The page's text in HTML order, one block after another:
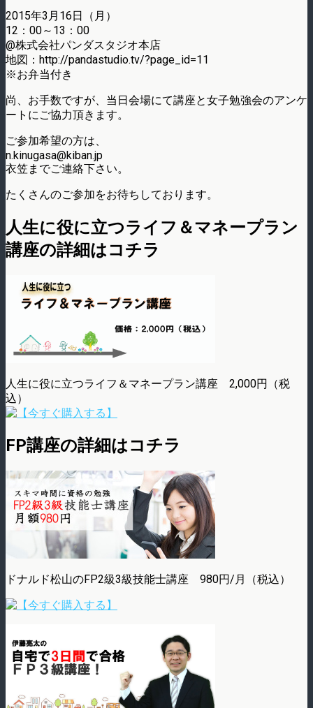
2015年3月16日（月）
12：00～13：00
@株式会社パンダスタジオ本店
地図：http://pandastudio.tv/?page_id=11
※お弁当付き
尚、お手数ですが、当日会場にて講座と女子勉強会のアンケ
ートにご協力頂きます。
ご参加希望の方は、
n.kinugasa@kiban.jp
衣笠までご連絡下さい。
たくさんのご参加をお待ちしております。
人生に役に立つライフ＆マネープラン
講座の詳細はコチラ
人生に役に立つライフ＆マネープラン講座 2,000円（税
込）
FP講座の詳細はコチラ
ドナルド松山のFP2級3級技能士講座 980円/月（税込）